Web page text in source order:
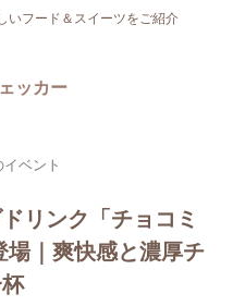
いフード＆スイーツをご紹介
ッカー
イベント
リンク「チョコミ
場｜爽快感と濃厚チ